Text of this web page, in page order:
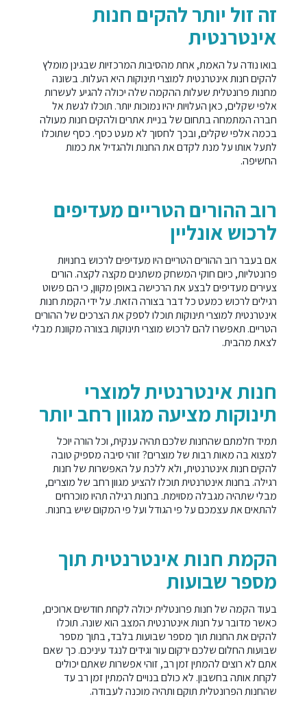
זה זול יותר להקים חנות
אינטרנטית
בואו נודה על האמת, אחת מהסיבות המרכזיות שבגינן מומלץ
להקים חנות אינטרנטית למוצרי תינוקות היא העלות. בשונה
מחנות פרונטלית שעלות ההקמה שלה יכולה להגיע לעשרות
אלפי שקלים, כאן העלויות יהיו נמוכות יותר. תוכלו לגשת אל
חברה המתמחה בתחום שלבניית אתריםולהקים חנות מעולה
בכמה אלפי שקלים, ובכך לחסוך לא מעט כסף. כסף שתוכלו
לתעל אותו על מנת לקדם את החנות ולהגדיל את כמות
החשיפה.
רוב ההורים הטריים מעדיפים
לרכוש אונליין
אם בעבר רוב ההורים הטריים היו מעדיפים לרכוש בחנויות
פרונטליות, כיום חוקי המשחק משתנים מקצה לקצה. הורים
צעירים מעדיפים לבצע את הרכישה באופן מקוון, כי הם פשוט
רגילים לרכוש כמעט כל דבר בצורה הזאת. על ידי הקמת חנות
אינטרנטית למוצרי תינוקות תוכלו לספק את הצרכים של ההורים
הטריים. תאפשרו להם לרכוש מוצרי תינוקות בצורה מקוונת מבלי
לצאת מהבית.
חנות אינטרנטית למוצרי
תינוקות מציעה מגוון רחב יותר
תמיד חלמתם שהחנות שלכם תהיה ענקית, וכל הורה יוכל
למצוא בה מאות רבות של מוצרים? זוהי סיבה מספיק טובה
להקים חנות אינטרנטית, ולא ללכת על האפשרות של חנות
רגילה. בחנות אינטרנטית תוכלו להציע מגוון רחב של מוצרים,
מבלי שתהיה מגבלה מסוימת. בחנות רגילה תהיו מוכרחים
להתאים את עצמכם על פי הגודל ועל פי המקום שיש בחנות.
הקמת חנות אינטרנטית תוך
מספר שבועות
בעוד הקמה של חנות פרונטלית יכולה לקחת חודשים ארוכים,
כאשר מדובר על חנות אינטרנטית המצב הוא שונה. תוכלו
להקים את החנות תוך מספר שבועות בלבד, בתוך מספר
שבועות החלום שלכם ירקום עור וגידים לנגד עיניכם. כך שאם
אתם לא רוצים להמתין זמן רב, זוהי אפשרות שאתם יכולים
לקחת אותה בחשבון. לא כולם בנויים להמתין זמן רב עד
שהחנות הפרונטלית תוקם ותהיה מוכנה לעבודה.